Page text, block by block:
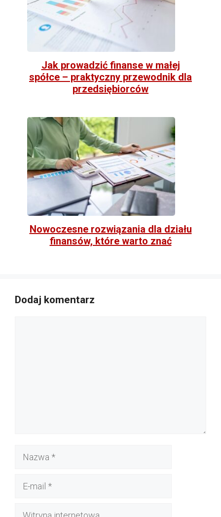
Jak prowadzić finanse w małej
spółce – praktyczny przewodnik dla
przedsiębiorców
Nowoczesne rozwiązania dla działu
finansów, które warto znać
Dodaj komentarz
Nazwa
Witryna